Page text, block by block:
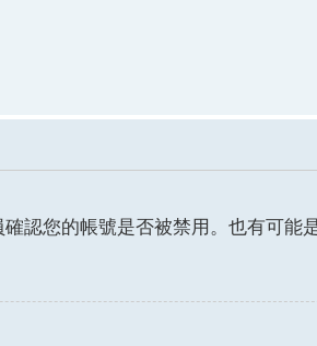
認您的帳號是否被禁用。也有可能